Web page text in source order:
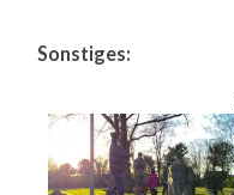
Sonstiges: